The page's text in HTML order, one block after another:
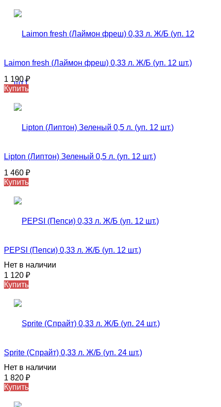
Laimon fresh (Лаймон фреш) 0,33 л. Ж/Б (уп. 12 шт.)
1 190₽
Купить
Lipton (Липтон) Зеленый 0,5 л. (уп. 12 шт.)
1 460 ₽
Купить
PEPSI (Пепси) 0,33 л. Ж/Б (уп. 12 шт.)
Нет в наличии
1 120 ₽
Купить
Sprite (Спрайт) 0,33 л. Ж/Б (уп. 24 шт.)
Нет в наличии
1 820 ₽
Купить